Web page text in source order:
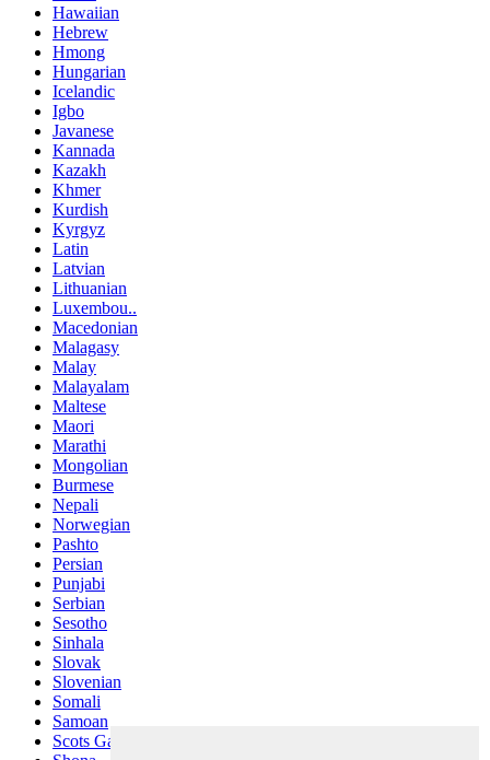
Hawaiian
Hebrew
Hmong
Hungarian
Icelandic
Igbo
Javanese
Kannada
Kazakh
Khmer
Kurdish
Kyrgyz
Latin
Latvian
Lithuanian
Luxembou..
Macedonian
Malagasy
Malay
Malayalam
Maltese
Maori
Marathi
Mongolian
Burmese
Nepali
Norwegian
Pashto
Persian
Punjabi
Serbian
Sesotho
Sinhala
Slovak
Slovenian
Somali
Samoan
Scots Gaelic